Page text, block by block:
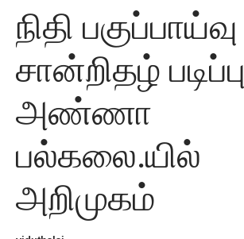
நிதி பகுப்பாய்வு
சான்றிதழ் படிப்பு
அண்ணா
பல்கலை.யில்
அறிமுகம்